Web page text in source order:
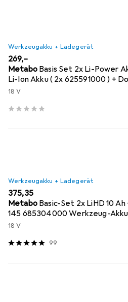
Werkzeugakku + Ladegerät
EUR
269,–
Metabo Basis Set 2x Li-Power
Li-Ion Akku ( 2x 625591000 ) +
18 V
Werkzeugakku + Ladegerät
EUR
375,35
Metabo Basic-Set 2x LiHD 10
145 685304000 Werkzeug-
18 V
99